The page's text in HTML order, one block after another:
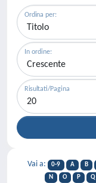
Ordina per:
In ordine:
Risultati/Pagina
Vai a: 0-9 A B
N
O P Q